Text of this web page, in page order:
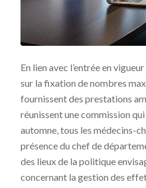
En lien avec l’entrée en
sur la fixation de nombres
fournissent des prestations
réunissent une commission
automne, tous les médecins-
présence du chef de
des lieux de la politique
concernant la gestion des